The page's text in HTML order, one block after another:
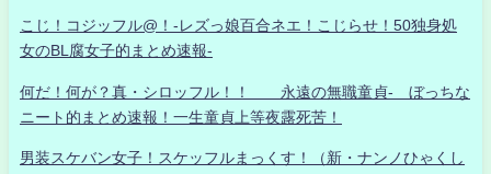
こじ！コジッフル@！-レズっ娘百合ネエ！こじらせ！50独身処
女のBL腐女子的まとめ速報-
何だ！何が？真・シロッフル！！ 永遠の無職童貞- ぼっちな
ニート的まとめ速報！一生童貞上等夜露死苦！
男装スケバン女子！スケッフルまっくす！（新・ナンノひゃくし